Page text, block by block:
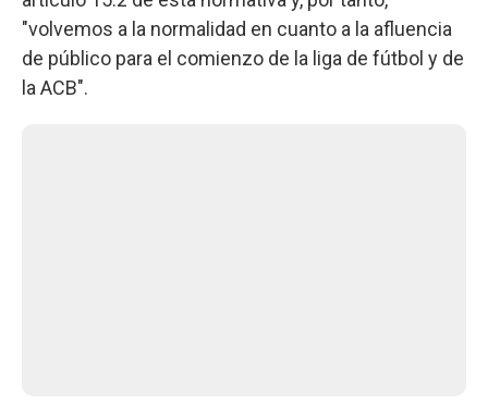
"volvemos a la normalidad en cuanto a la afluencia
de público para el comienzo de la liga de fútbol y de
la ACB".